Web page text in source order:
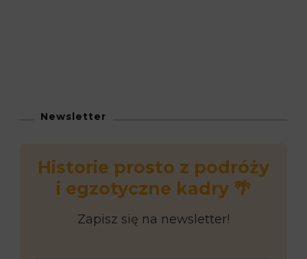
Newsletter
Historie prosto z podróży
i egzotyczne kadry 🌴
Zapisz się na newsletter!